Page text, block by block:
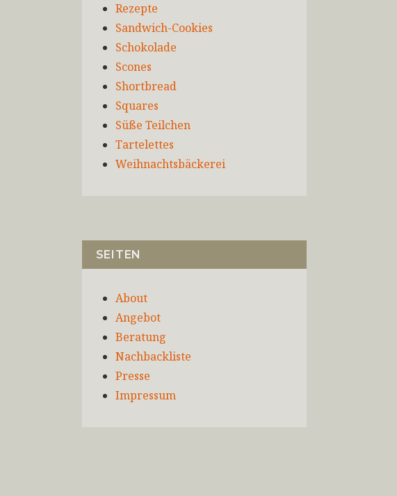
Rezepte
Sandwich-Cookies
Schokolade
Scones
Shortbread
Squares
Süße Teilchen
Tartelettes
Weihnachtsbäckerei
SEITEN
About
Angebot
Beratung
Nachbackliste
Presse
Impressum